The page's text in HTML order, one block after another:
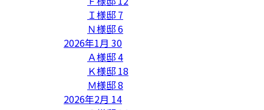
Ｉ様邸 7
Ｎ様邸6
2026年1月 30
Ａ様邸4
Ｋ様邸 18
Ｍ様邸8
2026年2月 14